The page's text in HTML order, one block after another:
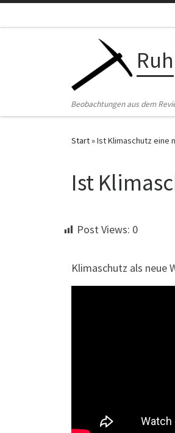
Beobachtungen aus dem
Start»Ist Klimaschutz eine
Ist
Post Views: 0
Klimaschutz als neue